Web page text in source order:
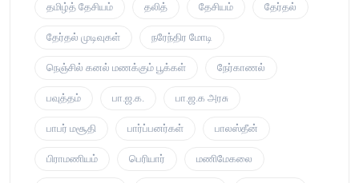
தமிழ்த் தேசியம் தலித் தேசியம் தேர்தல்
தேர்தல் முடிவுகள் நரேந்திர மோடி
நெஞ்சில் கனல் மணக்கும் பூக்கள் நேர்காணல்
பவுத்தம் பா.ஜ.க. பா.ஜ.க அரசு
பாபர் மசூதி பார்ப்பனர்கள் பாலஸ்தீன்
பிராமணியம் பெரியார் மணிமேகலை